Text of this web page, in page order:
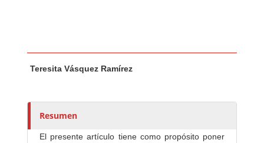
u
o
e
Teresita Vásquez Ramírez
Resumen
El presente artículo tiene como propósito poner